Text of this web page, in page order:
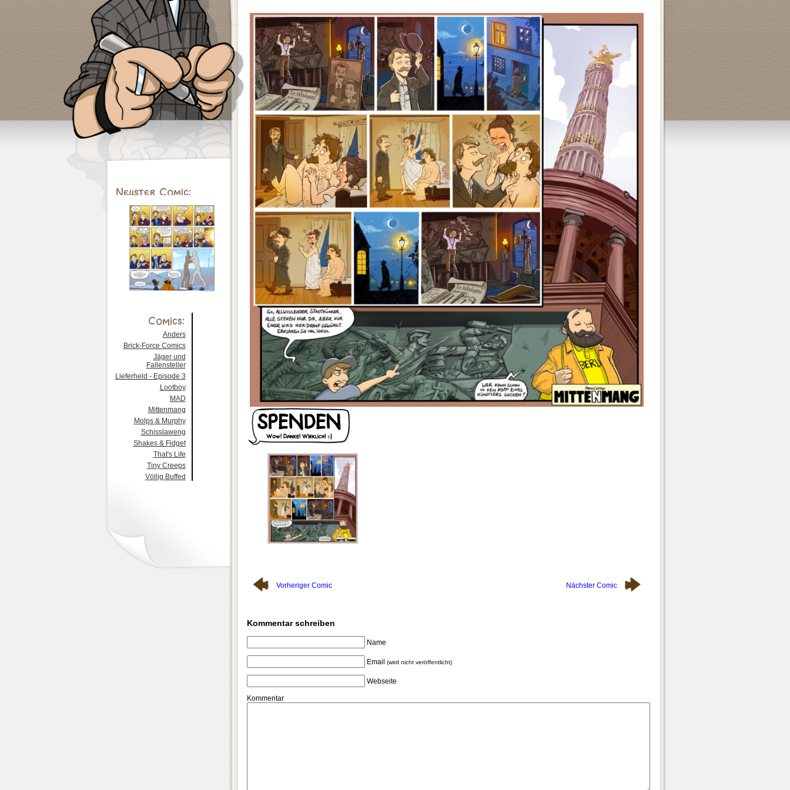
Anders
Brick-Force Comics
Jäger und
Fallensteller
Lieferheld - Episode 3
Lootboy
MAD
Mittenmang
Molps & Murphy
Schisslaweng
Shakes & Fidget
That's Life
Tiny Creeps
Völlig Buffed
Vorheriger Comic Nächster Comic
Kommentar schreiben
Name
Email (wird nicht veröffentlicht)
Webseite
Kommentar